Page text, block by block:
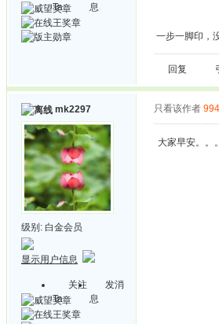
Ta
息
一步一脚印，
回复
mk2297
级别: 白金会员
显示用户信息
关注
Ta
发消
息
只看该作者 994
大家早安。。